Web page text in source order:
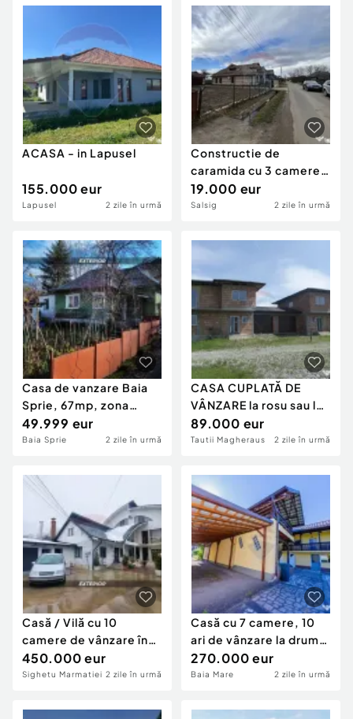
ACASA - in Lapusel
155.000 eur
Lapusel 2 zile în urmă
Constructie de
caramida cu 3 camere
de vânzare in centru...
19.000 eur
Salsig 2 zile în urmă
Casa de vanzare Baia
Sprie, 67mp, zona
centrala | Comisio...
49.999 eur
Baia Sprie 2 zile în urmă
CASA CUPLATĂ DE
VÂNZARE la rosu sau la
semifinisat în ...
89.000 eur
Tautii Magheraus 2 zile în urmă
Casă / Vilă cu 10
camere de vânzare în
SIGHETUL MARMA...
450.000 eur
Sighetu Marmatiei 2 zile în urmă
Casă cu 7 camere, 10
ari de vânzare la drumul
principal...
270.000 eur
Baia Mare 2 zile în urmă